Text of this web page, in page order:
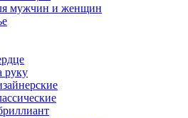
мужчин и женщин
руку